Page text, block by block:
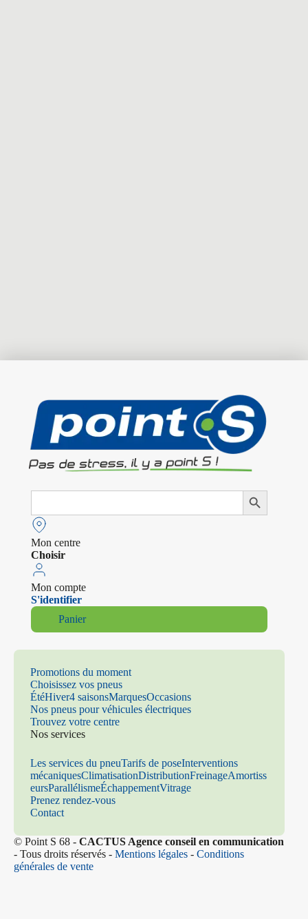
Search
Search Button
Mon centre
Choisir
Mon compte
S'identifier
Panier
Promotions du moment
Choisissez vos pneus
ÉtéHiver4 saisonsMarquesOccasions
Nos pneus pour véhicules électriques
Trouvez votre centre
Nos services
Les services du pneuTarifs de poseInterventions
mécaniquesClimatisationDistributionFreinageAmortiss
eursParallélismeÉchappementVitrage
Prenez rendez-vous
Contact
© Point S 68 - CACTUS Agence conseil en communication
- Tous droits réservés - Mentions légales - Conditions
générales de vente